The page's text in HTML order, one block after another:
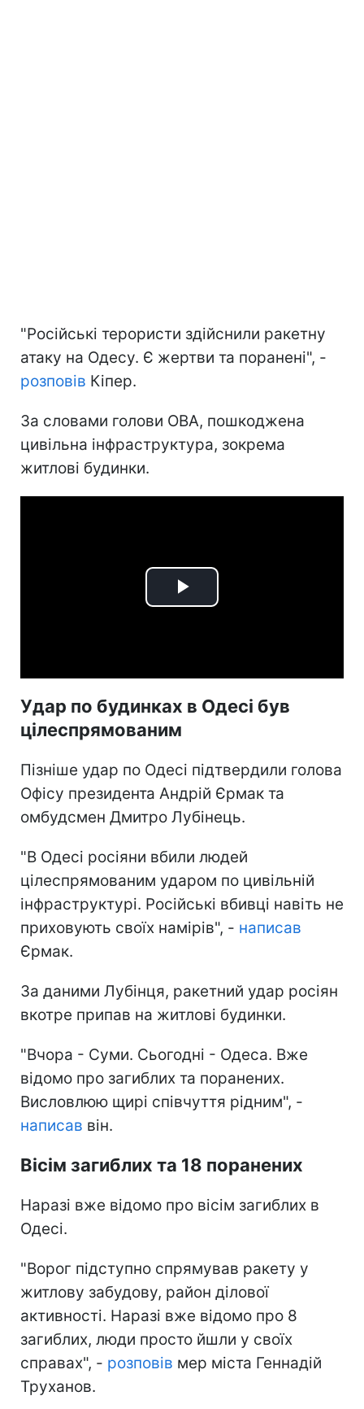
"Російські терористи здійснили ракетну
атаку на Одесу. Є жертви та поранені", -
розповів Кіпер.
За словами голови ОВА, пошкоджена
цивільна інфраструктура, зокрема
житлові будинки.
Play
Удар по будинках в Одесі був
цілеспрямованим
Пізніше удар по Одесі підтвердили голова
Офісу президента Андрій Єрмак та
омбудсмен Дмитро Лубінець.
"В Одесі росіяни вбили людей
цілеспрямованим ударом по цивільній
інфраструктурі. Російські вбивці навіть не
приховують своїх намірів", - написав
Єрмак.
За даними Лубінця, ракетний удар росіян
вкотре припав на житлові будинки.
"Вчора - Суми. Сьогодні - Одеса. Вже
відомо про загиблих та поранених.
Висловлюю щирі співчуття рідним", -
написав він.
Вісім загиблих та 18 поранених
Наразі вже відомо про вісім загиблих в
Одесі.
"Ворог підступно спрямував ракету у
житлову забудову, район ділової
активності. Наразі вже відомо про 8
загиблих, люди просто йшли у своїх
справах", - розповів мер міста Геннадій
Труханов.